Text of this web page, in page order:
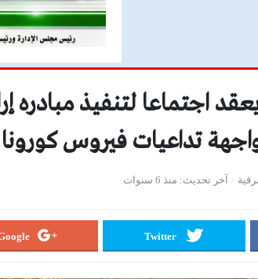
اجتماعا لتنفيذ مبادره
تداعيات فيروس
آخر تحديث منذ 6 سنوات
Twitter